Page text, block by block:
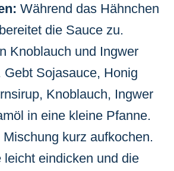
Während das Hähnchen
die Sauce zu.
Knoblauch und Ingwer
Gebt Sojasauce, Honig
Knoblauch, Ingwer
in eine kleine Pfanne.
Mischung kurz aufkochen.
leicht eindicken und die